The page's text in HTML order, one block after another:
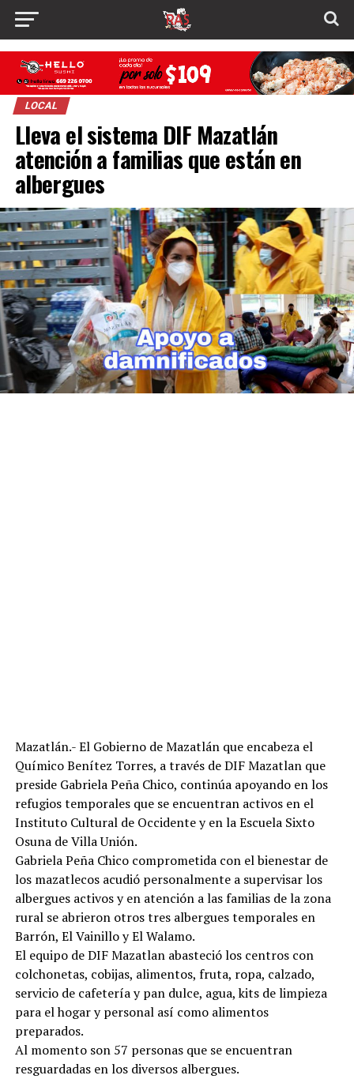
LOCAL
Lleva el sistema DIF Mazatlán
atención a familias que están en
albergues
Mazatlán.- El Gobierno de Mazatlán que encabeza el
Químico Benítez Torres, a través de DIF Mazatlan que
preside Gabriela Peña Chico, continúa apoyando en los
refugios temporales que se encuentran activos en el
Instituto Cultural de Occidente y en la Escuela Sixto
Osuna de Villa Unión.
Gabriela Peña Chico comprometida con el bienestar de
los mazatlecos acudió personalmente a supervisar los
albergues activos y en atención a las familias de la zona
rural se abrieron otros tres albergues temporales en
Barrón, El Vainillo y El Walamo.
El equipo de DIF Mazatlan abasteció los centros con
colchonetas, cobijas, alimentos, fruta, ropa, calzado,
servicio de cafetería y pan dulce, agua, kits de limpieza
para el hogar y personal así como alimentos
preparados.
Al momento son 57 personas que se encuentran
resguardadas en los diversos albergues.